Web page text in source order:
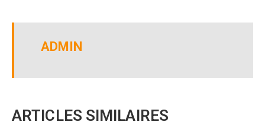
ADMIN
ARTICLES SIMILAIRES